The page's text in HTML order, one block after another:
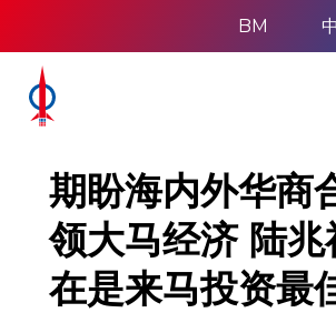
BM
期盼海内外华商
领大马经济 陆兆
在是来马投资最